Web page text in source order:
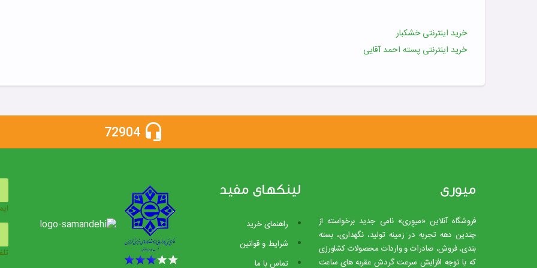
خرید اینترنتی خشکبار
خرید اینترنتی پسته احمد آقایی
72904
میوری
فروشگاه آنلاین «میوِری» نامی جدید برخواسته از
چندین دهه تجربه در زمینه تولید، نگهداری، بسته
بندی، فروش، صادرات و واردات محصولات کشاورزی
که با توجه افزایش سرعت گردش عقربه های ساعت
لینکهای مفید
راهنمای خرید
شرایط و قوانین
تماس با ما